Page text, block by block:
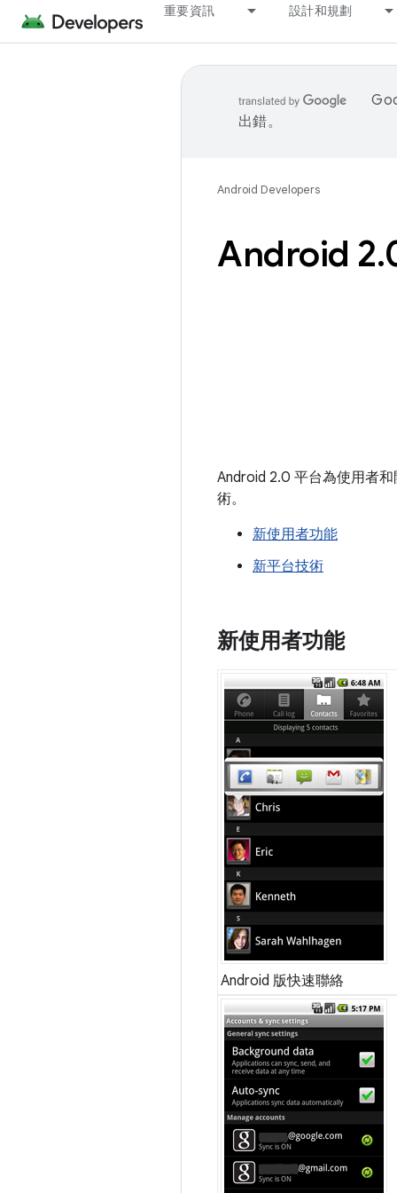
重要資訊 設計和規劃
出錯。
Android Developers
Android 2.
Android 2.0 平台為使用者
術。
新使用者功能
新平台技術
新使用者功能
Android 版快速聯絡